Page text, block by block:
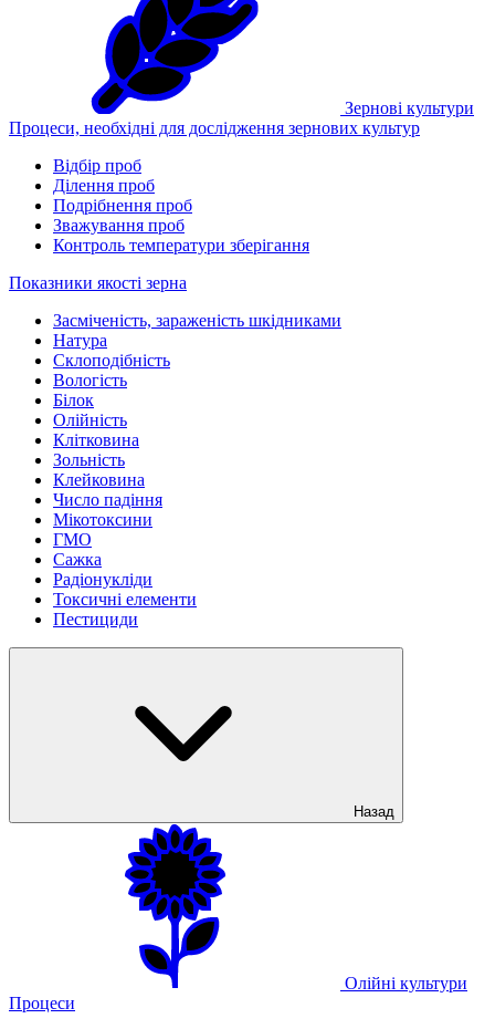
Зернові культури
Процеси, необхідні для дослідження зернових культур
Відбір проб
Ділення проб
Подрібнення проб
Зважування проб
Контроль температури зберігання
Показники якості зерна
Засміченість, зараженість шкідниками
Натура
Склоподібність
Вологість
Білок
Олійність
Клітковина
Зольність
Клейковина
Число падіння
Мікотоксини
ГМО
Сажка
Радіонукліди
Токсичні елементи
Пестициди
Назад
Олійні культури
Процеси